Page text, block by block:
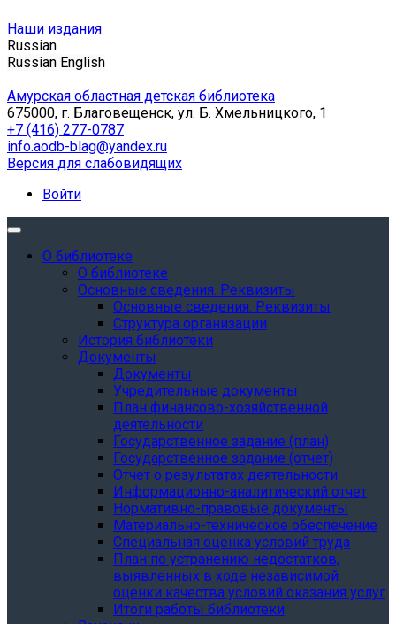
Наши издания
Russian
Russian English
Амурская областная детская библиотека
675000, г. Благовещенск, ул. Б. Хмельницкого, 1
+7 (416) 277-0787
info.aodb-blag@yandex.ru
Версия для слабовидящих
Войти
О библиотеке
О библиотеке
Основные сведения. Реквизиты
Основные сведения. Реквизиты
Структура организации
История библиотеки
Документы
Документы
Учредительные документы
План финансово-хозяйственной
деятельности
Государственное задание (план)
Государственное задание (отчет)
Отчет о результатах деятельности
Информационно-аналитический отчет
Нормативно-правовые документы
Материально-техническое обеспечение
Специальная оценка условий труда
План по устранению недостатков,
выявленных в ходе независимой
оценки качества условий оказания услуг
Итоги работы библиотеки